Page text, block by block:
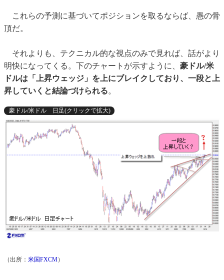
これらの予測に基づいてポジションを取るならば、愚の骨
頂だ。
それよりも、テクニカル的な視点のみで見れば、話がより
明快になってくる。下のチャートが示すように、 豪ドル/米
ドルは「上昇ウェッジ」を上にブレイクしており、一段と上
昇していくと結論づけられる。
豪ドル/米ドル 日足(クリックで拡大)
（出所： 米国FXCM）